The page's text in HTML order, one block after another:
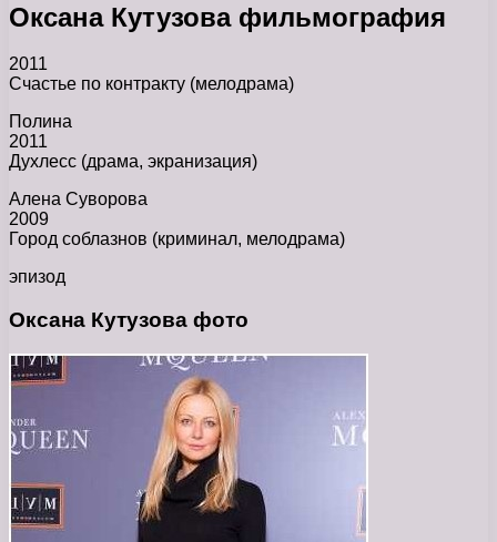
Оксана Кутузова фильмография
2011
Счастье по контракту (мелодрама)
Полина
2011
Духлесс (драма, экранизация)
Алена Суворова
2009
Город соблазнов (криминал, мелодрама)
эпизод
Оксана Кутузова фото